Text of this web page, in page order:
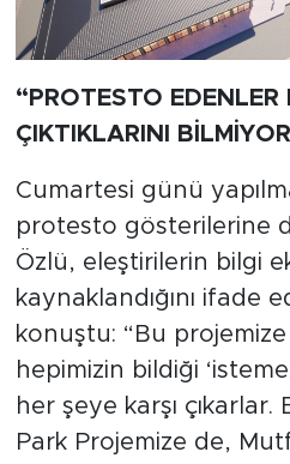
“PROTESTO EDENLER
ÇIKTIKLARINI
Cumartesi günü
protesto gösterilerine
Özlü, eleştirilerin bilgi
kaynaklandığını ifade
konuştu: “Bu projemize
hepimizin bildiği
her şeye karşı
Park Projemize de,